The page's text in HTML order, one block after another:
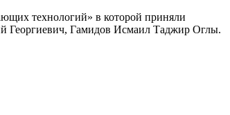
технологий» в которой приняли
Георгиевич, Гамидов Исмаил Таджир Оглы.